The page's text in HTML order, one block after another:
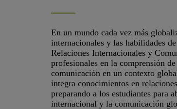
En un mundo cada vez más
internacionales y las habilidades
Relaciones Internacionales y
profesionales en la comprensión
comunicación en un contexto
integra conocimientos en
preparando a los estudiantes para
internacional y la comunicación